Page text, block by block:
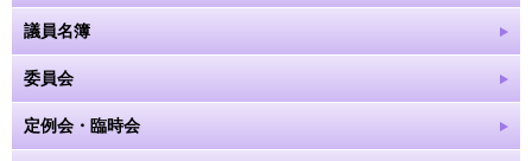
議員名簿
委員会
定例会・臨時会